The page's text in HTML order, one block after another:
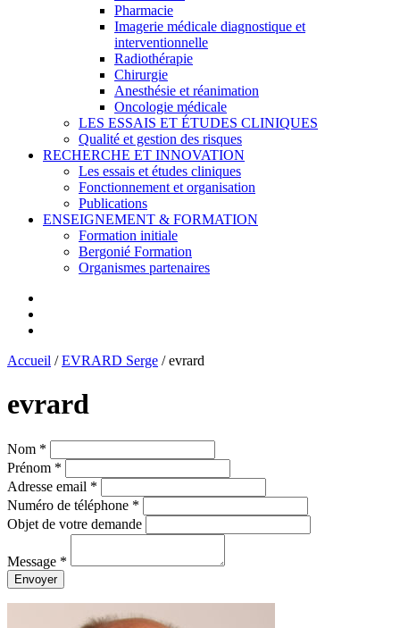
Pharmacie
Imagerie médicale diagnostique et
interventionnelle
Radiothérapie
Chirurgie
Anesthésie et réanimation
Oncologie médicale
LES ESSAIS ET ÉTUDES CLINIQUES
Qualité et gestion des risques
RECHERCHE ET INNOVATION
Les essais et études cliniques
Fonctionnement et organisation
Publications
ENSEIGNEMENT & FORMATION
Formation initiale
Bergonié Formation
Organismes partenaires
Accueil /EVRARD Serge /evrard
evrard
Nom *
Prénom *
Adresse email *
Numéro de téléphone *
Objet de votre demande
Message *
Envoyer